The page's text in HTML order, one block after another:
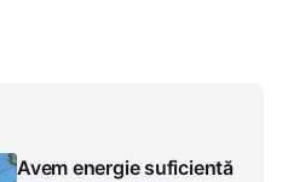
Avem energie suficientă